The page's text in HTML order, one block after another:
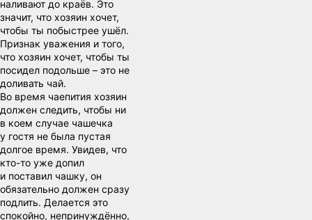
наливают до краёв. Это
значит, что хозяин хочет,
чтобы ты побыстрее ушёл.
Признак уважения и того,
что хозяин хочет, чтобы ты
посидел подольше – это не
доливать чай.
Во время чаепития хозяин
должен следить, чтобы ни
в коем случае чашечка
у гостя не была пустая
долгое время. Увидев, что
кто-то уже допил
и поставил чашку, он
обязательно должен сразу
подлить. Делается это
спокойно, непринуждённо,